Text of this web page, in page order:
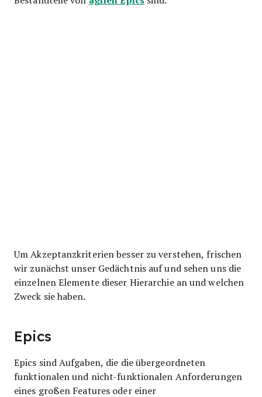
Um Akzeptanzkriterien besser zu verstehen, frischen
wir zunächst unser Gedächtnis auf und sehen uns die
einzelnen Elemente dieser Hierarchie an und welchen
Zweck sie haben.
Epics
Epics sind Aufgaben, die die übergeordneten
funktionalen und nicht-funktionalen Anforderungen
eines großen Features oder einer